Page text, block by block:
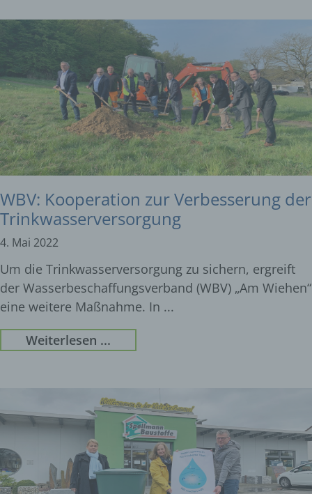
WBV: Kooperation zur Verbesserung der
Trinkwasserversorgung
4. Mai 2022
Um die Trinkwasserversorgung zu sichern, ergreift
der Wasserbeschaffungsverband (WBV) „Am Wiehen“
eine weitere Maßnahme. In
Weiterlesen ...